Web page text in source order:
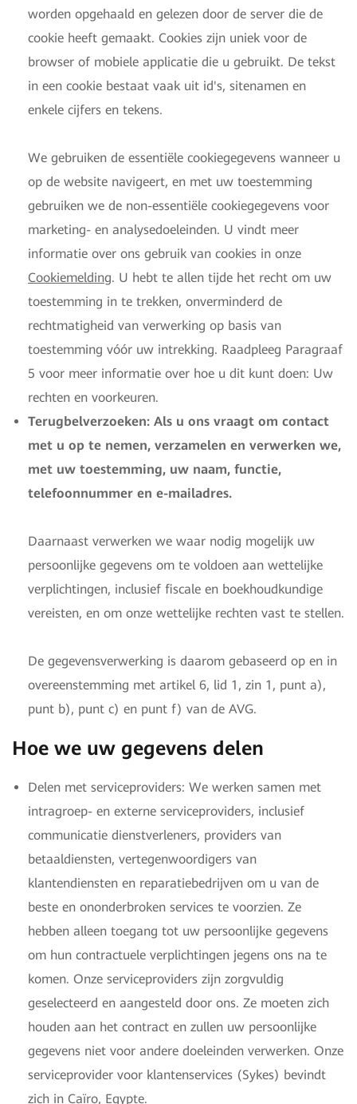
worden opgehaald en gelezen door de server die de
cookie heeft gemaakt. Cookies zijn uniek voor de
browser of mobiele applicatie die u gebruikt. De tekst
in een cookie bestaat vaak uit id's, sitenamen en
enkele cijfers en tekens.
We gebruiken de essentiële cookiegegevens wanneer u
op de website navigeert, en met uw toestemming
gebruiken we de non-essentiële cookiegegevens voor
marketing- en analysedoeleinden. U vindt meer
informatie over ons gebruik van cookies in onze
Cookiemelding. U hebt te allen tijde het recht om uw
toestemming in te trekken, onverminderd de
rechtmatigheid van verwerking op basis van
toestemming vóór uw intrekking. Raadpleeg Paragraaf
5 voor meer informatie over hoe u dit kunt doen: Uw
rechten en voorkeuren.
Terugbelverzoeken: Als u ons vraagt om contact
met u op te nemen, verzamelen en verwerken we,
met uw toestemming, uw naam, functie,
telefoonnummer en e-mailadres.
Daarnaast verwerken we waar nodig mogelijk uw
persoonlijke gegevens om te voldoen aan wettelijke
verplichtingen, inclusief fiscale en boekhoudkundige
vereisten, en om onze wettelijke rechten vast te stellen.
De gegevensverwerking is daarom gebaseerd op en in
overeenstemming met artikel 6, lid 1, zin 1, punt a),
punt b), punt c) en punt f) van de AVG.
Hoe we uw gegevens delen
Delen met serviceproviders: We werken samen met
intragroep- en externe serviceproviders, inclusief
communicatie dienstverleners, providers van
betaaldiensten, vertegenwoordigers van
klantendiensten en reparatiebedrijven om u van de
beste en ononderbroken services te voorzien. Ze
hebben alleen toegang tot uw persoonlijke gegevens
om hun contractuele verplichtingen jegens ons na te
komen. Onze serviceproviders zijn zorgvuldig
geselecteerd en aangesteld door ons. Ze moeten zich
houden aan het contract en zullen uw persoonlijke
gegevens niet voor andere doeleinden verwerken. Onze
serviceprovider voor klantenservices (Sykes) bevindt
zich in Caïro, Egypte.